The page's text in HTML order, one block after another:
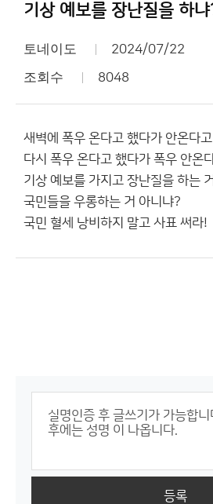
기상 예보를 장난질을 하
토네이도 2024/07/22
조회수 8048
새벽에 폭우 온다고 했다가 안온다
다시 폭우 온다고 했다가 폭우 안온
기상 예보를 가지고 장난질을 하는
국민들을 우롱하는 거 아니냐?
국민 혈세 낭비하지 말고 사표 써라!
등록